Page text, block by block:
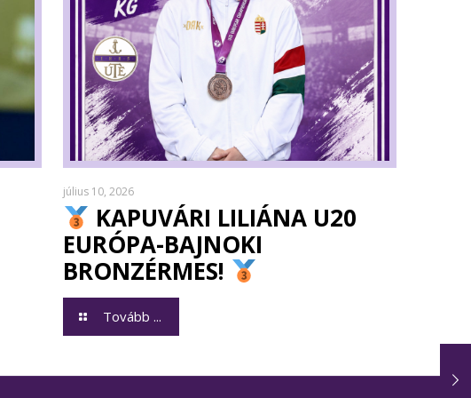
július 10, 2026
KAPUVÁRI LILIÁNA U20
EURÓPA-BAJNOKI
BRONZÉRMES!
Tovább ...